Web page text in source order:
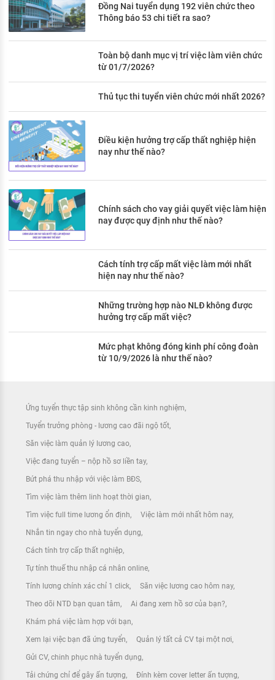
Đồng Nai tuyển dụng 192 viên chức theo
Thông báo 53 chi tiết ra sao?
Toàn bộ danh mục vị trí việc làm viên chức
từ 01/7/2026?
Thủ tục thi tuyển viên chức mới nhất 2026?
Điều kiện hưởng trợ cấp thất nghiệp hiện
nay như thế nào?
Chính sách cho vay giải quyết việc làm hiện
nay được quy định như thế nào?
Cách tính trợ cấp mất việc làm mới nhất
hiện nay như thế nào?
Những trường hợp nào NLĐ không được
hưởng trợ cấp mất việc?
Mức phạt không đóng kinh phí công đoàn
từ 10/9/2026 là như thế nào?
Ứng tuyển thực tập sinh không cần kinh nghiệm
Tuyển trưởng phòng - lương cao đãi ngộ tốt
Săn việc làm quản lý lương cao
Việc đang tuyển – nộp hồ sơ liền tay
Bứt phá thu nhập với việc làm BĐS
Tìm việc làm thêm linh hoạt thời gian
Tìm việc full time lương ổn định Việc làm mới nhất hôm nay
Nhắn tin ngay cho nhà tuyển dụng
Cách tính trợ cấp thất nghiệp
Tự tính thuế thu nhập cá nhân online
Tính lương chính xác chỉ 1 click Săn việc lương cao hôm nay
Theo dõi NTD bạn quan tâm Ai đang xem hồ sơ của bạn?
Khám phá việc làm hợp với bạn
Xem lại việc bạn đã ứng tuyển Quản lý tất cả CV tại một nơi
Gửi CV, chinh phục nhà tuyển dụng
Tải chứng chỉ để gây ấn tượng Đính kèm cover letter ấn tượng